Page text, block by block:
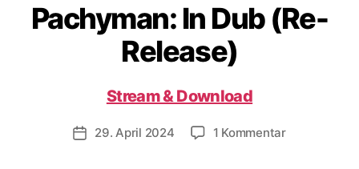
Pachyman: In Dub (Re-
Release)
Stream & Download
Veröffentlichungsdatum
29. April 2024 1 Kommentarzu